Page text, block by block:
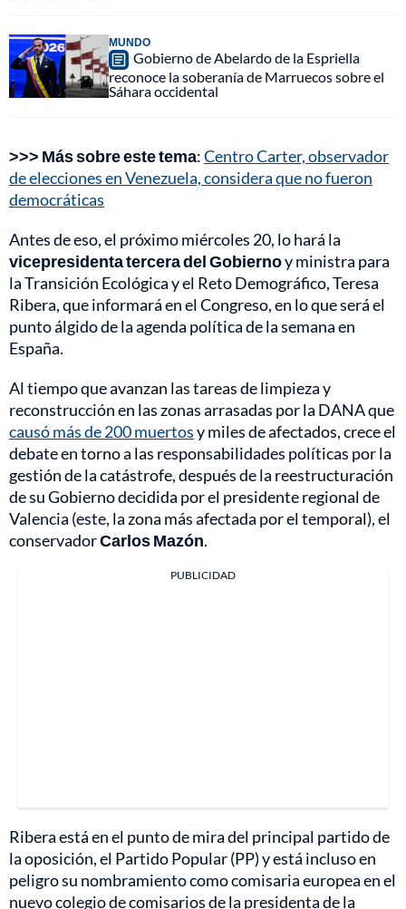
MUNDO
Gobierno de Abelardo de la Espriella
reconoce la soberanía de Marruecos sobre el
Sáhara occidental
>>> Más sobre este tema:Centro Carter, observador
de elecciones en Venezuela, considera que no fueron
democráticas
Antes de eso, el próximo miércoles 20, lo hará la
vicepresidenta tercera del Gobiernoy ministra para
la Transición Ecológica y el Reto Demográfico, Teresa
Ribera, que informará en el Congreso, en lo que será el
punto álgido de la agenda política de la semana en
España.
Al tiempo que avanzan las tareas de limpieza y
reconstrucción en las zonas arrasadas por la DANA que
causó más de 200 muertosy miles de afectados, crece el
debate en torno a las responsabilidades políticas por la
gestión de la catástrofe, después de la reestructuración
de su Gobierno decidida por el presidente regional de
Valencia (este, la zona más afectada por el temporal), el
conservadorCarlos Mazón.
PUBLICIDAD
Ribera está en el punto de mira del principal partido de
la oposición, el Partido Popular (PP) y está incluso en
peligro su nombramiento como comisaria europea en el
nuevo colegio de comisarios de la presidenta de la